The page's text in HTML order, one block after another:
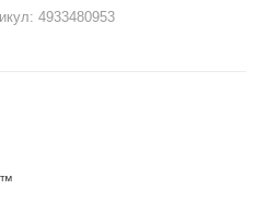
4933480953